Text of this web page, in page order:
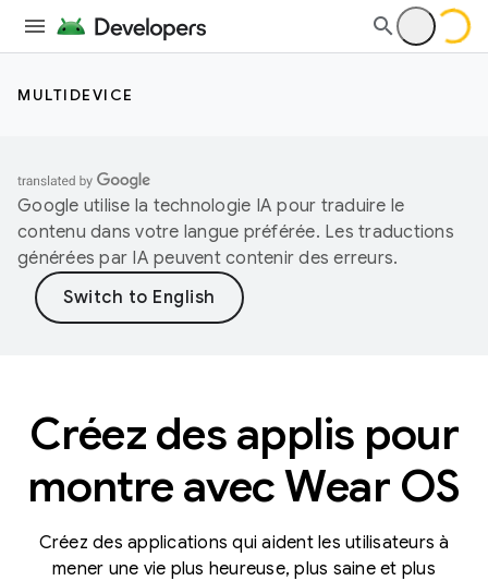
MULTIDEVICE
Google utilise la technologie IA pour traduire le
contenu dans votre langue préférée. Les traductions
générées par IA peuvent contenir des erreurs.
Créez des applis pour
montre avec Wear OS
Créez des applications qui aident les utilisateurs à
mener une vie plus heureuse, plus saine et plus